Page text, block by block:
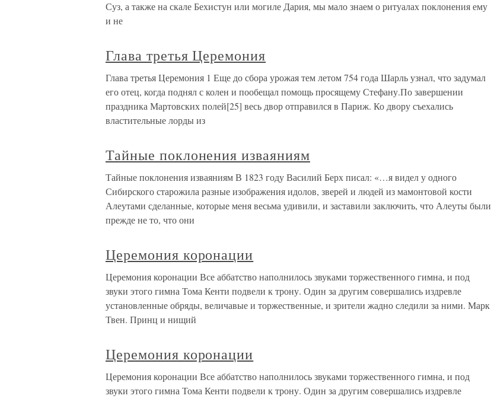
Суз, а также на скале Бехистун или могиле Дария, мы мало знаем о ритуалах поклонения ему
и не
Глава третья Церемония
Глава третья Церемония 1 Еще до сбора урожая тем летом 754 года Шарль узнал, что задумал
его отец, когда поднял с колен и пообещал помощь просящему Стефану.По завершении
праздника Мартовских полей[25] весь двор отправился в Париж. Ко двору съехались
властительные лорды из
Тайные поклонения изваяниям
Тайные поклонения изваяниям В 1823 году Василий Берх писал: «…я видел у одного
Сибирского старожила разные изображения идолов, зверей и людей из мамонтовой кости
Алеутами сделанные, которые меня весьма удивили, и заставили заключить, что Алеуты были
прежде не то, что они
Церемония коронации
Церемония коронации Все аббатство наполнилось звуками торжественного гимна, и под
звуки этого гимна Тома Кенти подвели к трону. Один за другим совершались издревле
установленные обряды, величавые и торжественные, и зрители жадно следили за ними. Марк
Твен. Принц и нищий
Церемония коронации
Церемония коронации Все аббатство наполнилось звуками торжественного гимна, и под
звуки этого гимна Тома Кенти подвели к трону. Один за другим совершались издревле